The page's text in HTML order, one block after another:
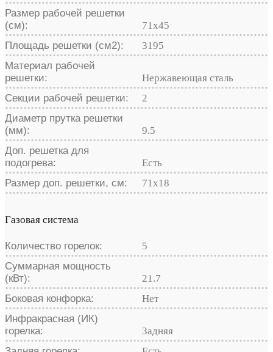
Размер рабочей решетки
(см):
71x45
Площадь решетки (см2):
3195
Материал рабочей
решетки:
Нержавеющая сталь
Секции рабочей решетки:
2
Диаметр прутка решетки
(мм):
9.5
Доп. решетка для
подогрева:
Есть
Размер доп. решетки, см:
71х18
Газовая система
Количество горелок:
5
Суммарная мощность
(кВт):
21.7
Боковая конфорка:
Нет
Инфракрасная (ИК)
горелка:
Задняя